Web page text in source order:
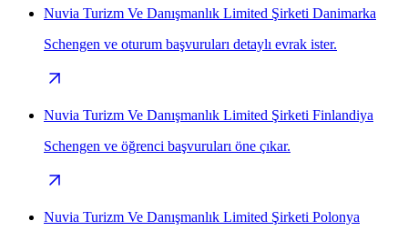
Nuvia Turizm Ve Danışmanlık Limited Şirketi Danimarka
Schengen ve oturum başvuruları detaylı evrak ister.
Nuvia Turizm Ve Danışmanlık Limited Şirketi Finlandiya
Schengen ve öğrenci başvuruları öne çıkar.
Nuvia Turizm Ve Danışmanlık Limited Şirketi Polonya